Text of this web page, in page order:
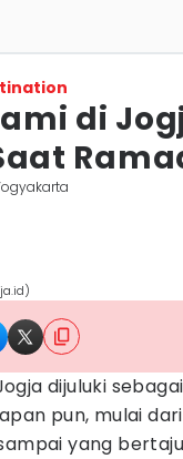
di
dijuluki
pun, mulai
yang